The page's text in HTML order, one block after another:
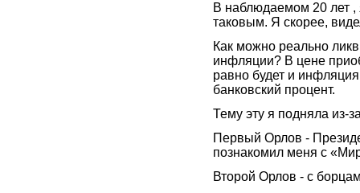
В наблюдаемом 20 лет ,
таковым. Я скорее,
Как можно реально
инфляции? В цене
равно будет и
банковский процент.
Тему эту я подняла из-
Первый Орлов -
познакомил меня с
Второй Орлов - с